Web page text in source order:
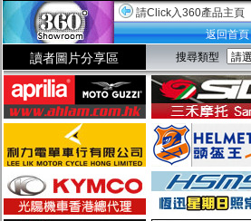
請Click入360產品主頁
返回首頁
讀者圖片分享區 搜尋類型